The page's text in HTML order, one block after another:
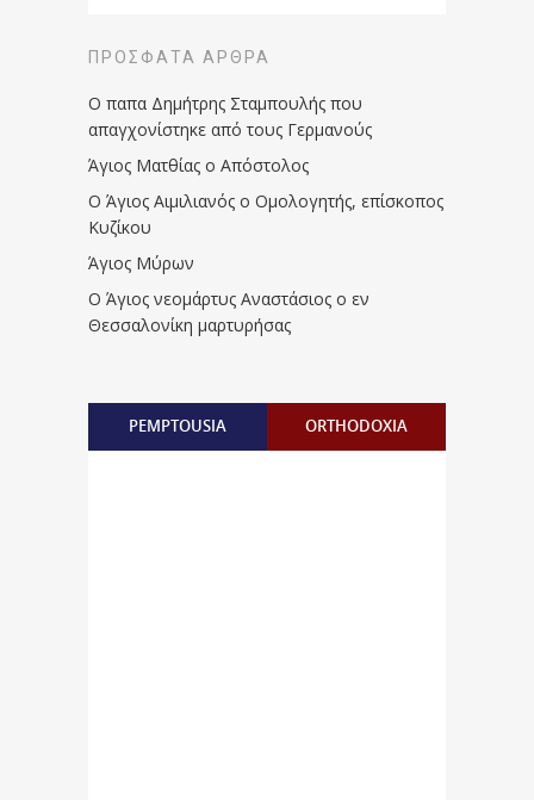
ΠΡΌΣΦΑΤΑ ΆΡΘΡΑ
Ο παπα Δημήτρης Σταμπουλής που
απαγχονίστηκε από τους Γερμανούς
Άγιος Ματθίας ο Απόστολος
Ο Άγιος Αιμιλιανός ο Ομολογητής, επίσκοπος
Κυζίκου
Άγιος Μύρων
Ο Άγιος νεομάρτυς Αναστάσιος ο εν
Θεσσαλονίκη μαρτυρήσας
PEMPTOUSIA ORTHODOXIA